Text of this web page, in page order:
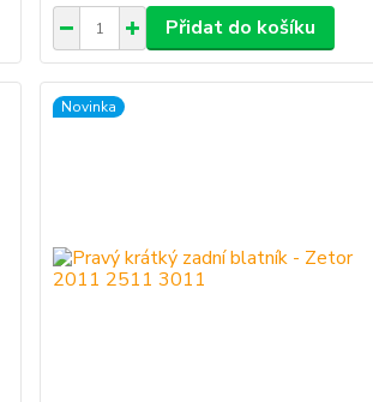
Přidat do košíku
Novinka